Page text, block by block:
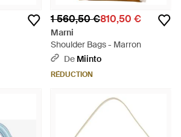
1 560,50 €810,50 €
Marni
Shoulder Bags - Marron
De Miinto
RÉDUCTION